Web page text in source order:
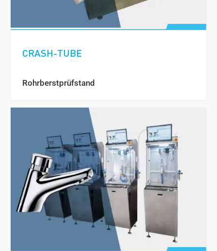
CRASH-TUBE
Rohrberstprüfstand